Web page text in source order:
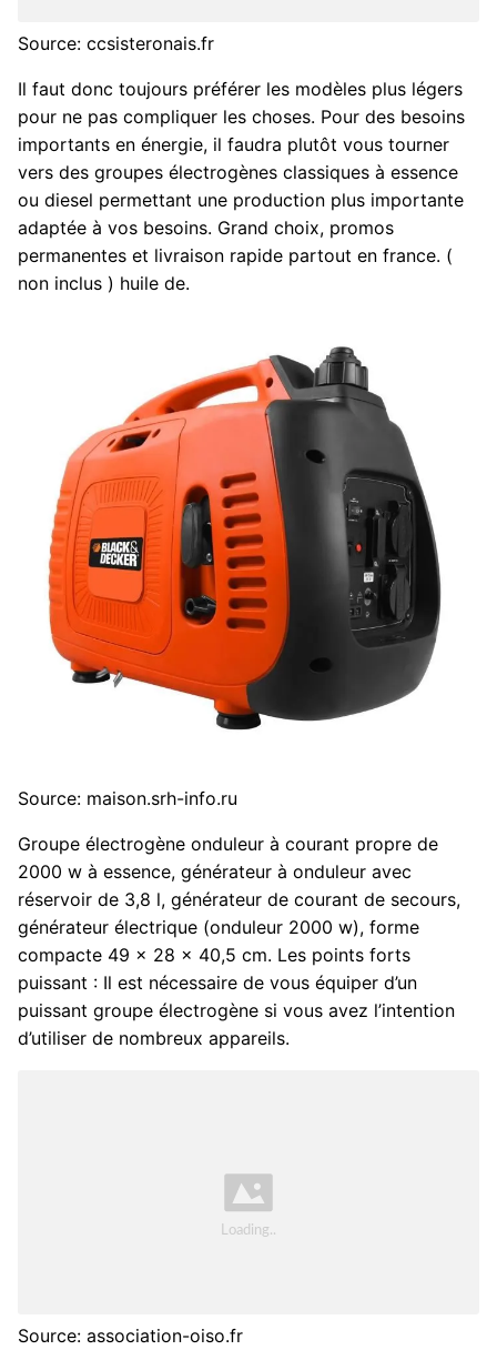
Source: ccsisteronais.fr
Il faut donc toujours préférer les modèles plus légers
pour ne pas compliquer les choses. Pour des besoins
importants en énergie, il faudra plutôt vous tourner
vers des groupes électrogènes classiques à essence
ou diesel permettant une production plus importante
adaptée à vos besoins. Grand choix, promos
permanentes et livraison rapide partout en france. (
non inclus ) huile de.
Source: maison.srh-info.ru
Groupe électrogène onduleur à courant propre de
2000 w à essence, générateur à onduleur avec
réservoir de 3,8 l, générateur de courant de secours,
générateur électrique (onduleur 2000 w), forme
compacte 49 x 28 x 40,5 cm. Les points forts
puissant : Il est nécessaire de vous équiper d’un
puissant groupe électrogène si vous avez l’intention
d’utiliser de nombreux appareils.
Source: association-oiso.fr